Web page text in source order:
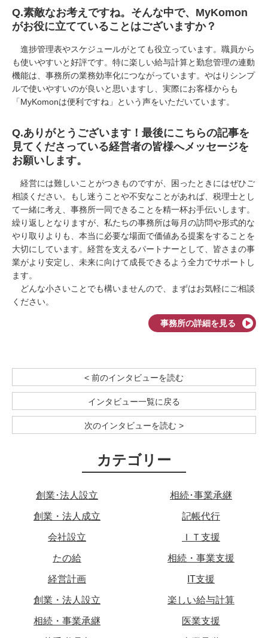
Q.素敵なお考えですね。そんな中で、 MyKomon
がお役に立てていることはございますか？
進捗管理表やスケジュールがとても役立っています。職員から
も使いやすいと好評です。特に楽しい給与計算と勤怠管理の連動
機能は、事務所の業務効率化につながっています。やはりシンプ
ルで使いやすいのが良いと思いますし、実際にお客様からも
「MyKomonは便利ですね」という声をいただいています。
Q.ありがとうございます！最後にこちらの記事を
見てくださっている経営者の皆様へメッセージを
お願いします。
経営には難しいことがつきものですが、困ったときにはぜひご
相談ください。もし迷うことや不安なことがあれば、税理士とし
て一緒に考え、事務所一同できることを精一杯お手伝いします。
繰り返しとなりますが、私たちの事務所は毎月の訪問や形式的な
やり取りよりも、本当に必要な場面で価値ある提案をすることを
大切にしています。経営を支えるパートナーとして、皆さまの事
業がより安定し、未来に向けて成長できるよう全力でサポートし
ます。
どんな小さいことでも構いませんので、まずはお気軽にご相談
ください。
事務所の詳細を見る
< 前のインタビューを読む
インタビュー一覧に戻る
次のインタビューを読む >
カテゴリー
創業･法人設立 相続･事業承継
創業・法人成立 記帳代行
会社設立 ＩＴ支援
たの給 相続・事業支援
経営計画 IT支援
創業・法人設立 楽しい給与計算
相続・事業承継 医業支援